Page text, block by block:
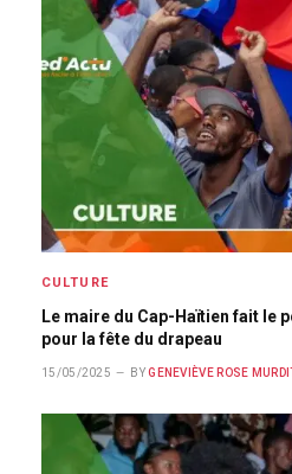
CULTURE
Le maire du Cap-Haïtien fait le
pour la fête du drapeau
15/05/2025 BY GENEVIÈVE ROSE